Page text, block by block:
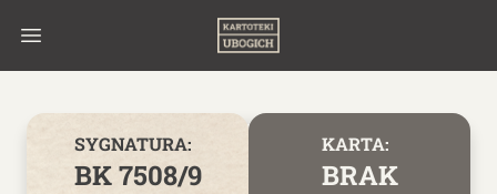
SYGNATURA:
BK 7508/9
KARTA:
BRAK